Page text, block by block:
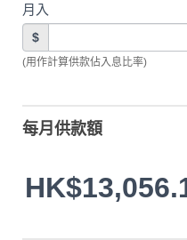
月入
$
(用作計算供款佔入息比率)
每月供款額